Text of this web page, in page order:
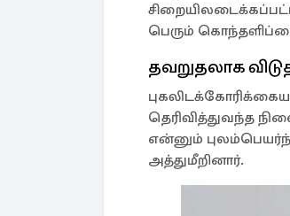
பெரும் கொந்தளிப்பை
தவறுதலாக
தெரிவித்துவந்த
என்னும்
அத்துமீறினார்.